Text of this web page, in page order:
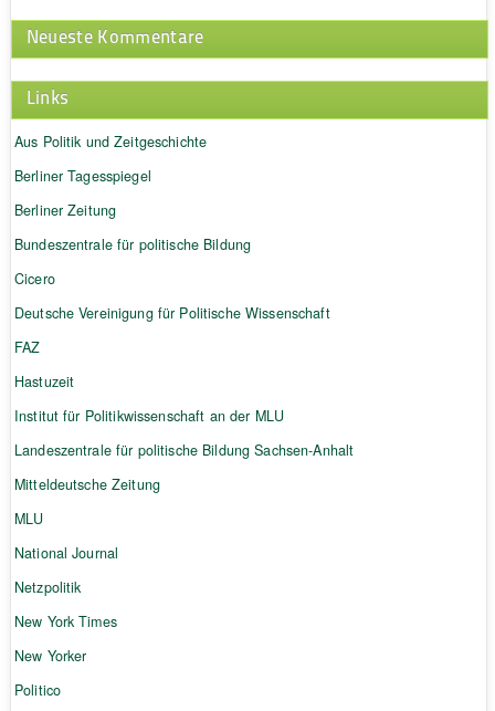
Neueste Kommentare
Links
Aus Politik und Zeitgeschichte
Berliner Tagesspiegel
Berliner Zeitung
Bundeszentrale für politische Bildung
Cicero
Deutsche Vereinigung für Politische Wissenschaft
FAZ
Hastuzeit
Institut für Politikwissenschaft an der MLU
Landeszentrale für politische Bildung Sachsen-Anhalt
Mitteldeutsche Zeitung
MLU
National Journal
Netzpolitik
New York Times
New Yorker
Politico